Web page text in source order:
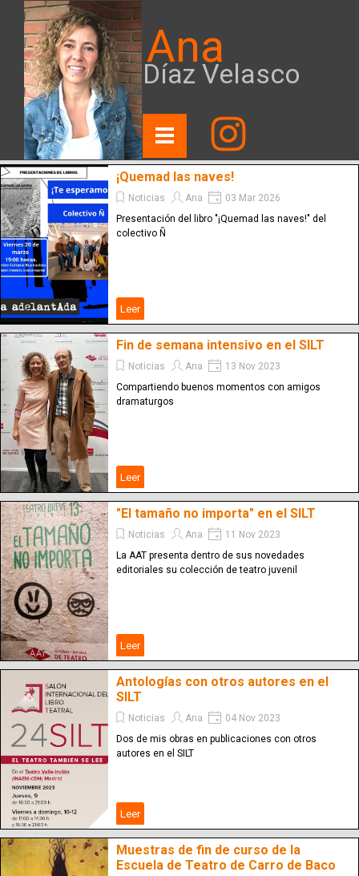
Ana
Díaz Velasco
¡Quemad las naves!
Noticias Ana
03 Mar 2026
Presentación del libro "¡Quemad las naves!" del
colectivo Ñ
Leer
Fin de semana intensivo en el SILT
Noticias Ana
13 Nov 2023
Compartiendo buenos momentos con amigos
dramaturgos
Leer
"El tamaño no importa" en el SILT
Noticias Ana
11 Nov 2023
La AAT presenta dentro de sus novedades
editoriales su colección de teatro juvenil
Leer
Antologías con otros autores en el
SILT
Noticias Ana
04 Nov 2023
Dos de mis obras en publicaciones con otros
autores en el SILT
Leer
Muestras de fin de curso de la
Escuela de Teatro de Carro de Baco